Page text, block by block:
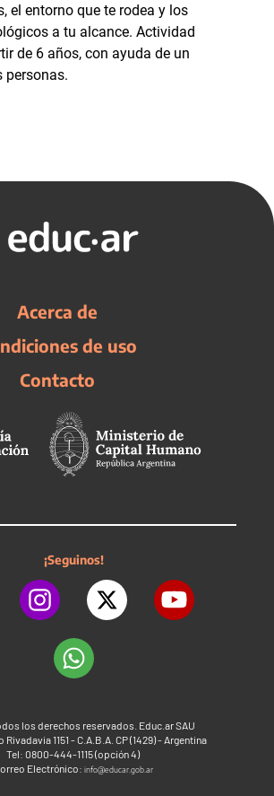
el entorno que te rodea y los
a tu alcance. Actividad
de 6 años, con ayuda de un
Acerca de
de uso
Contacto
¡Seguinos!
los derechos reservados. Educ.ar SAU
1151 - C.A.B.A. CP (1429) - Argentina
Tel: 0800-444-1115 (opción 4)
Electrónico: info@educar.gob.ar